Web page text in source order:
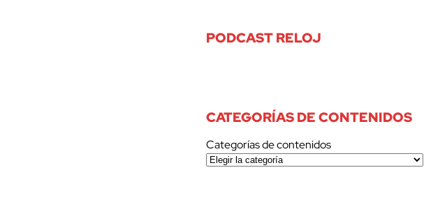
PODCAST RELOJ
CATEGORÍAS DE CONTENIDOS
Categorías de contenidos